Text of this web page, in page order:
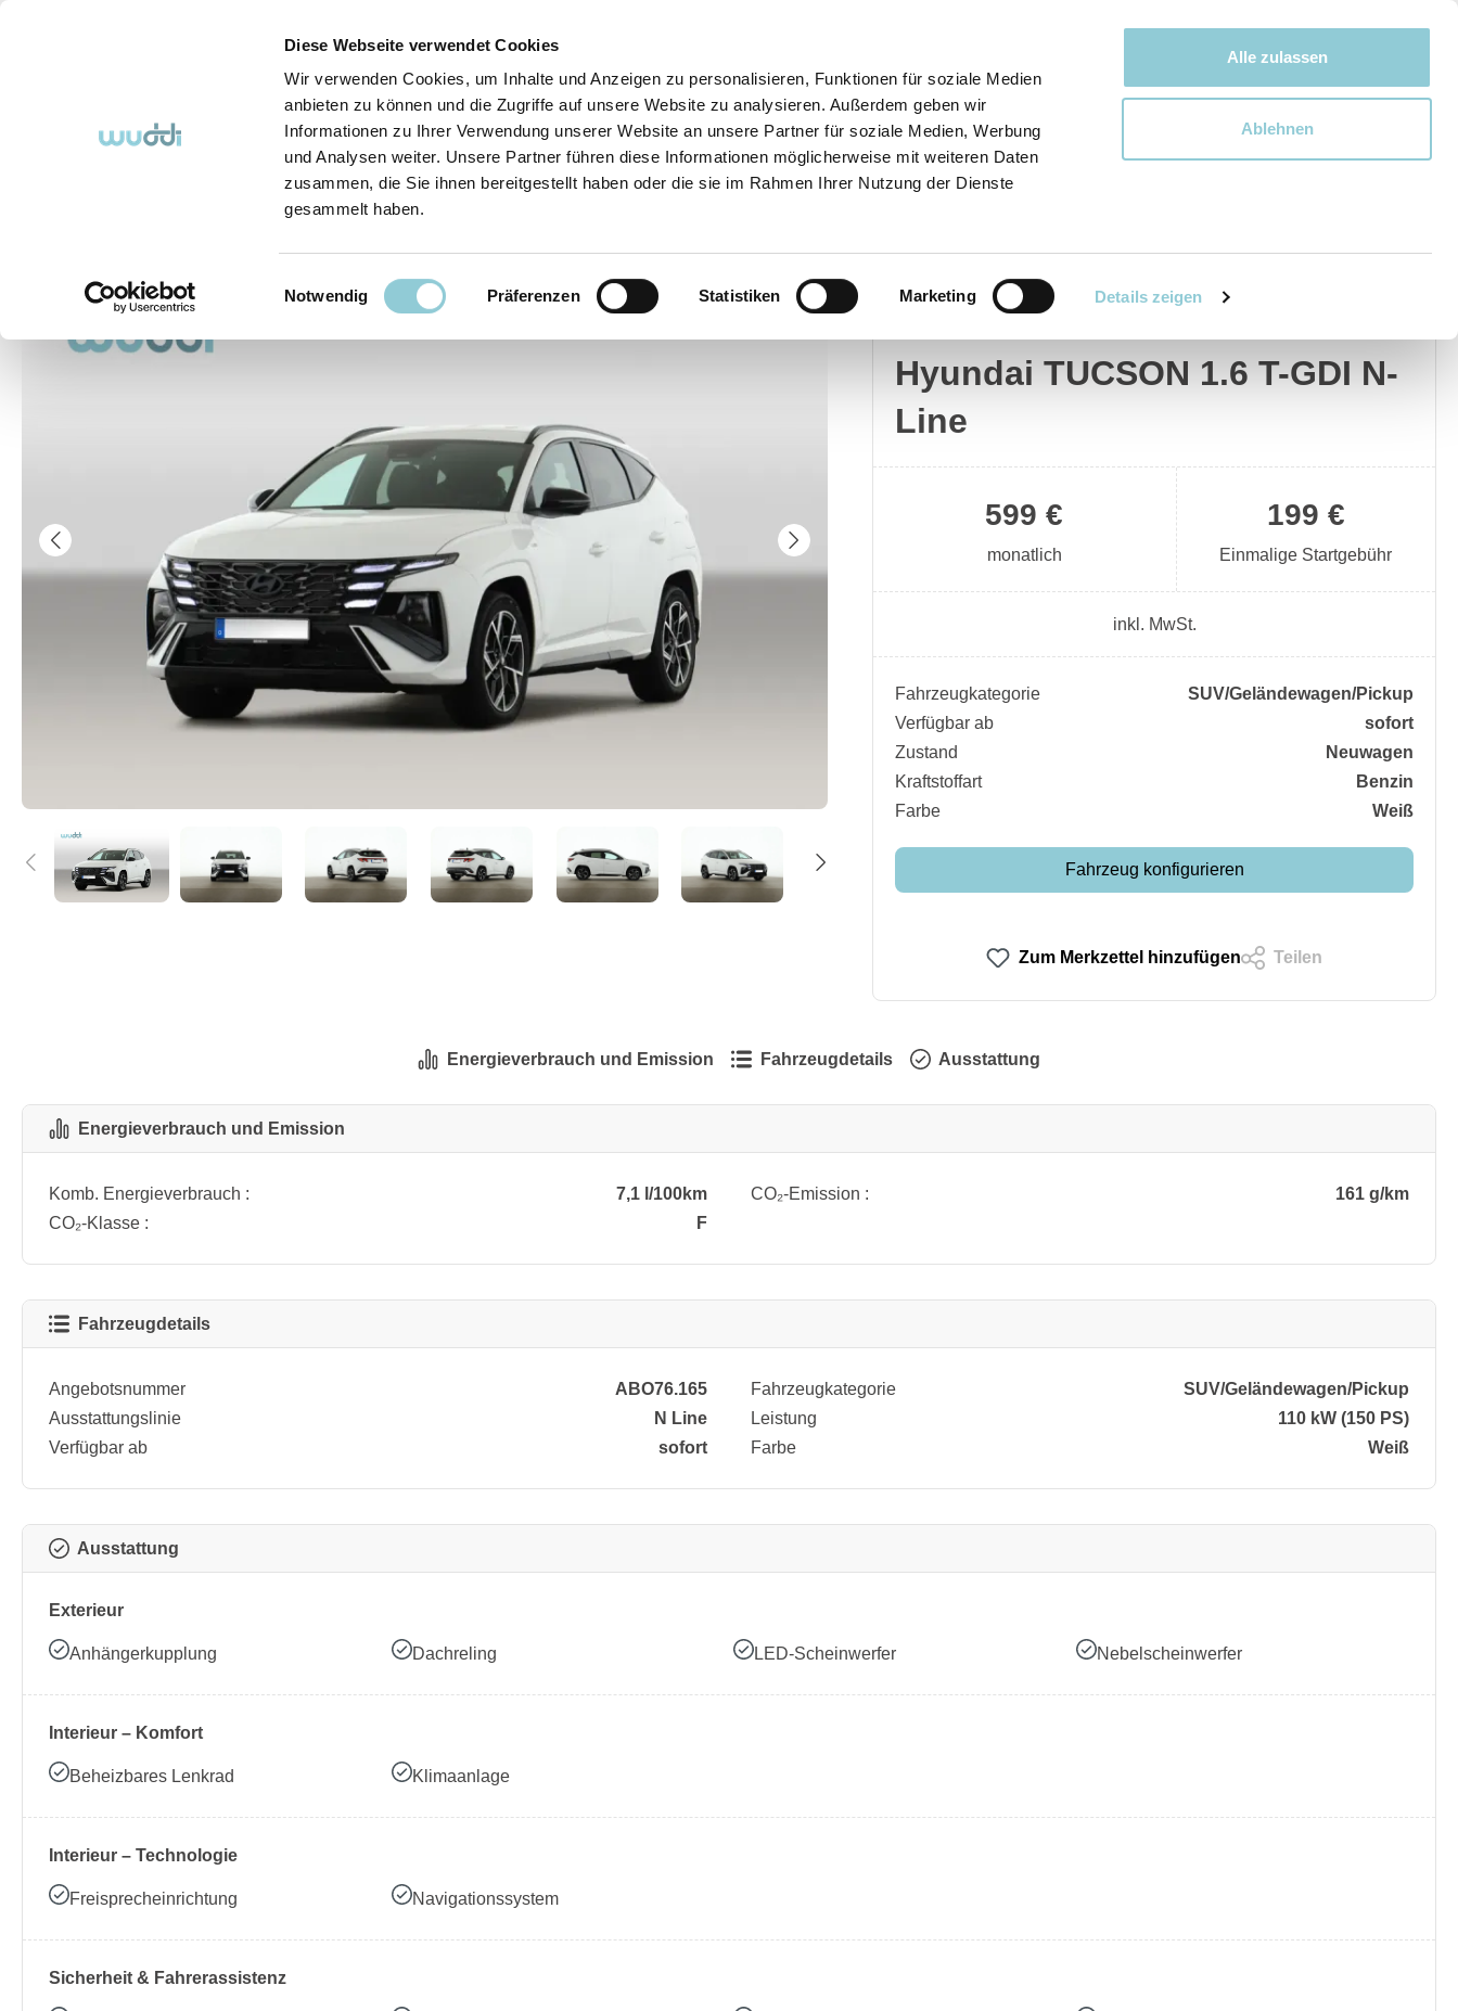
Diese Webseite verwendet Cookies
Wir verwenden Cookies, um Inhalte und Anzeigen zu personalisieren, Funktionen für soziale Medien
anbieten zu können und die Zugriffe auf unsere Website zu analysieren. Außerdem geben wir
Informationen zu Ihrer Verwendung unserer Website an unsere Partner für soziale Medien, Werbung
und Analysen weiter. Unsere Partner führen diese Informationen möglicherweise mit weiteren Daten
zusammen, die Sie ihnen bereitgestellt haben oder die sie im Rahmen Ihrer Nutzung der Dienste
gesammelt haben.
Einwilligungsauswahl
Notwendig Präferenzen Statistiken Marketing Details zeigen
Alle zulassen
Ablehnen
Bewegen bewegt uns!
Abo-Fahrzeuge So funktioniert's (FAQ) Über Uns Kontakt
Bildergalerie überspringen
Hyundai
Hyundai TUCSON 1.6 T-GDI N-
Line
199 €
Einmalige Startgebühr
599 €
monatlich
inkl. MwSt.
Fahrzeugkategorie
SUV/​Geländewagen/​Pickup
Verfügbar ab
sofort
Zustand
Neuwagen
Kraftstoffart
Benzin
Farbe
Weiß
Fahrzeug konfigurieren
Zum Merkzettel hinzufügen Teilen
Energieverbrauch und Emission Fahrzeugdetails Ausstattung
Energieverbrauch und Emission
Komb. Energieverbrauch : 7,1 l/100km CO₂-Emission :
161 g/km
CO₂-Klasse :
F
Fahrzeugdetails
Angebotsnummer
ABO76.165
Ausstattungslinie
N Line
Verfügbar ab
sofort
Fahrzeugkategorie
SUV/​Geländewagen/​Pickup
Leistung
110 kW (150 PS)
Farbe
Weiß
Ausstattung
Exterieur
Anhängerkupplung Dachreling LED-Scheinwerfer Nebelscheinwerfer
Interieur – Komfort
Beheizbares Lenkrad Klimaanlage
Interieur – Technologie
Freisprecheinrichtung Navigationssystem
Sicherheit & Fahrerassistenz